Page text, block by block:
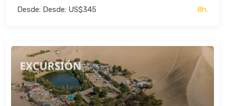
Desde: Desde: US$345 8h.